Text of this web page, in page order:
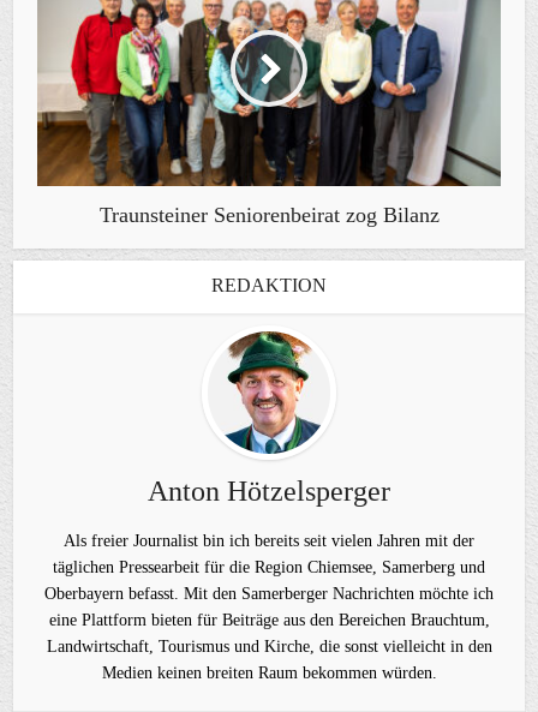
Traunsteiner Seniorenbeirat zog Bilanz
REDAKTION
Anton Hötzelsperger
Als freier Journalist bin ich bereits seit vielen Jahren mit der
täglichen Pressearbeit für die Region Chiemsee, Samerberg und
Oberbayern befasst. Mit den Samerberger Nachrichten möchte ich
eine Plattform bieten für Beiträge aus den Bereichen Brauchtum,
Landwirtschaft, Tourismus und Kirche, die sonst vielleicht in den
Medien keinen breiten Raum bekommen würden.